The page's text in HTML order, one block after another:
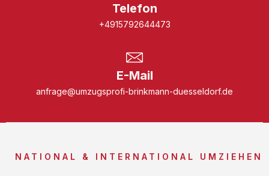
Telefon
+4915792644473
E-Mail
anfrage@umzugsprofi-brinkmann-duesseldorf.de
NATIONAL & INTERNATIONAL UMZIEHEN